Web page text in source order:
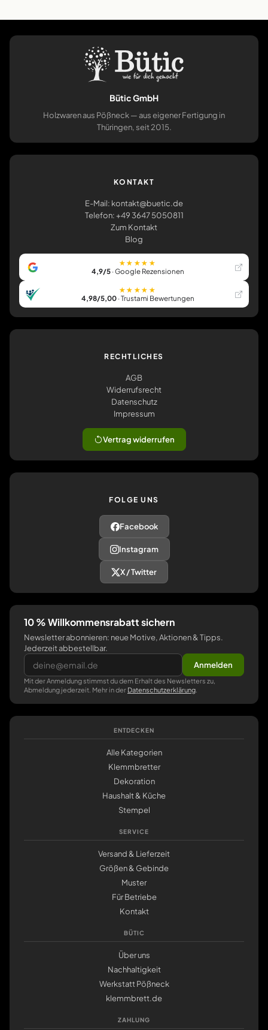
Bütic GmbH
Holzwaren aus Pößneck — aus eigener Fertigung in
Thüringen, seit 2015.
KONTAKT
E-Mail: kontakt@buetic.de
Telefon: +49 3647 5050811
Zum Kontakt
Blog
★★★★★
4,9/5· Google Rezensionen
★★★★★
4,98/5,00· Trustami Bewertungen
RECHTLICHES
AGB
Widerrufsrecht
Datenschutz
Impressum
Vertrag widerrufen
FOLGE UNS
Facebook
Instagram
X / Twitter
10 % Willkommensrabatt sichern
Newsletter abonnieren: neue Motive, Aktionen & Tipps.
Jederzeit abbestellbar.
Anmelden
Mit der Anmeldung stimmst du dem Erhalt des Newsletters zu,
Abmeldung jederzeit. Mehr in der Datenschutzerklärung
ENTDECKEN
Alle Kategorien
Klemmbretter
Dekoration
Haushalt & Küche
Stempel
SERVICE
Versand & Lieferzeit
Größen & Gebinde
Muster
Für Betriebe
Kontakt
BÜTIC
Über uns
Nachhaltigkeit
Werkstatt Pößneck
klemmbrett.de
ZAHLUNG